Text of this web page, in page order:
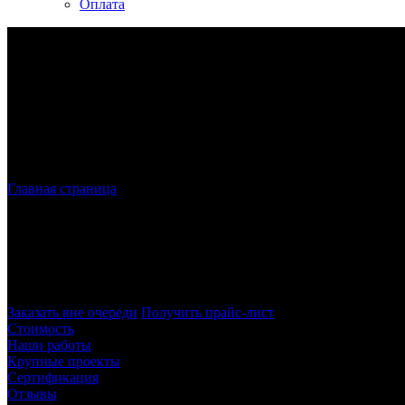
Оплата
Главная страница
Заказать вне очереди Получить прайс-лист
Стоимость
Наши работы
Крупные проекты
Сертификация
Отзывы